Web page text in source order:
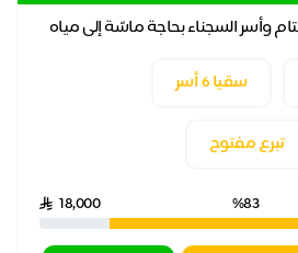
وأسر السجناء بحاجة ماسّة إلى مياه
سقيا 6 أسر
تبرع مفتوح
18,000